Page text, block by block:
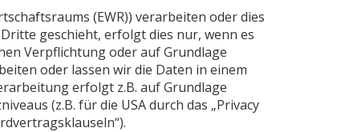
(EWR)) verarbeiten oder dies
geschieht, erfolgt dies nur, wenn es
Verpflichtung oder auf Grundlage
oder lassen wir die Daten in einem
erfolgt z.B. auf Grundlage
(z.B. für die USA durch das „Privacy